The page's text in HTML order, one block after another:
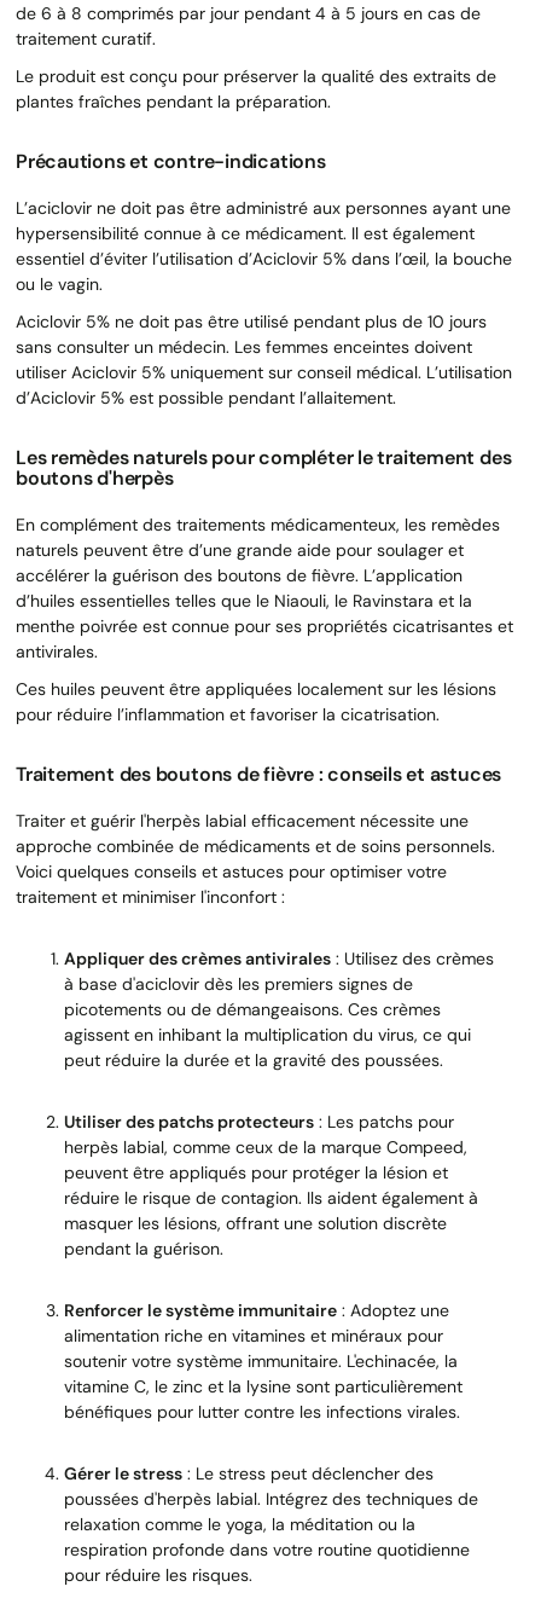
de 6 à 8 comprimés par jour pendant 4 à 5 jours en cas de
traitement curatif.
Le produit est conçu pour préserver la qualité des extraits de
plantes fraîches pendant la préparation.
Précautions et contre-indications
L’aciclovir ne doit pas être administré aux personnes ayant une
hypersensibilité connue à ce médicament. Il est également
essentiel d’éviter l’utilisation d’Aciclovir 5% dans l’œil, la bouche
ou le vagin.
Aciclovir 5% ne doit pas être utilisé pendant plus de 10 jours
sans consulter un médecin. Les femmes enceintes doivent
utiliser Aciclovir 5% uniquement sur conseil médical. L’utilisation
d’Aciclovir 5% est possible pendant l’allaitement.
Les remèdes naturels pour compléter le traitement des
boutons d'herpès
En complément des traitements médicamenteux, les remèdes
naturels peuvent être d’une grande aide pour soulager et
accélérer la guérison des boutons de fièvre. L’application
d’huiles essentielles telles que le Niaouli, le Ravinstara et la
menthe poivrée est connue pour ses propriétés cicatrisantes et
antivirales.
Ces huiles peuvent être appliquées localement sur les lésions
pour réduire l’inflammation et favoriser la cicatrisation.
Traitement des boutons de fièvre : conseils et astuces
Traiter et guérir l'herpès labial efficacement nécessite une
approche combinée de médicaments et de soins personnels.
Voici quelques conseils et astuces pour optimiser votre
traitement et minimiser l'inconfort :
Appliquer des crèmes antivirales : Utilisez des crèmes
à base d'aciclovir dès les premiers signes de
picotements ou de démangeaisons. Ces crèmes
agissent en inhibant la multiplication du virus, ce qui
peut réduire la durée et la gravité des poussées.
Utiliser des patchs protecteurs : Les patchs pour
herpès labial, comme ceux de la marque Compeed,
peuvent être appliqués pour protéger la lésion et
réduire le risque de contagion. Ils aident également à
masquer les lésions, offrant une solution discrète
pendant la guérison.
Renforcer le système immunitaire : Adoptez une
alimentation riche en vitamines et minéraux pour
soutenir votre système immunitaire. L'echinacée, la
vitamine C, le zinc et la lysine sont particulièrement
bénéfiques pour lutter contre les infections virales.
Gérer le stress : Le stress peut déclencher des
poussées d'herpès labial. Intégrez des techniques de
relaxation comme le yoga, la méditation ou la
respiration profonde dans votre routine quotidienne
pour réduire les risques.